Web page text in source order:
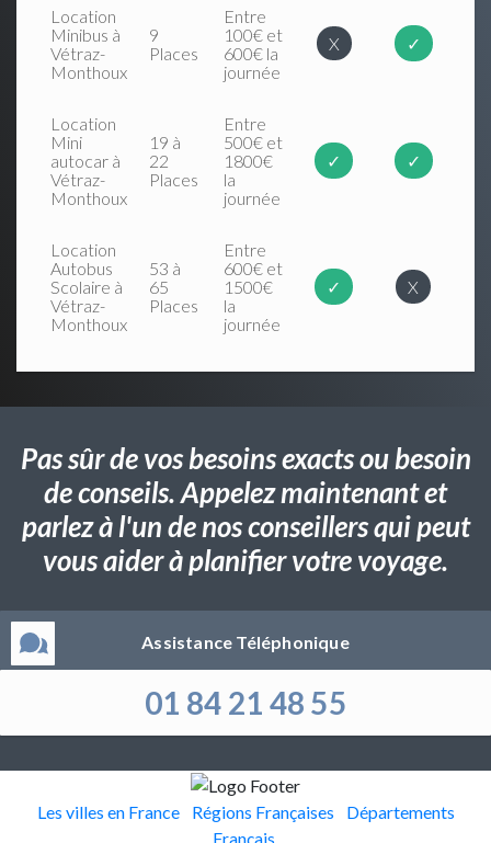
Location
Minibus à
Vétraz-
Monthoux
9
Places
Entre
100€ et
600€ la
journée
X ✓
Location
Mini
autocar à
Vétraz-
Monthoux
19 à
22
Places
Entre
500€ et
1800€
la
journée
✓ ✓
Location
Autobus
Scolaire à
Vétraz-
Monthoux
53 à
65
Places
Entre
600€ et
1500€
la
journée
✓ X
Pas sûr de vos besoins exacts ou besoin
de conseils. Appelez maintenant et
parlez à l'un de nos conseillers qui peut
vous aider à planifier votre voyage.
Assistance Téléphonique
01 84 21 48 55
Les villes en France Régions Françaises
Départements
Français